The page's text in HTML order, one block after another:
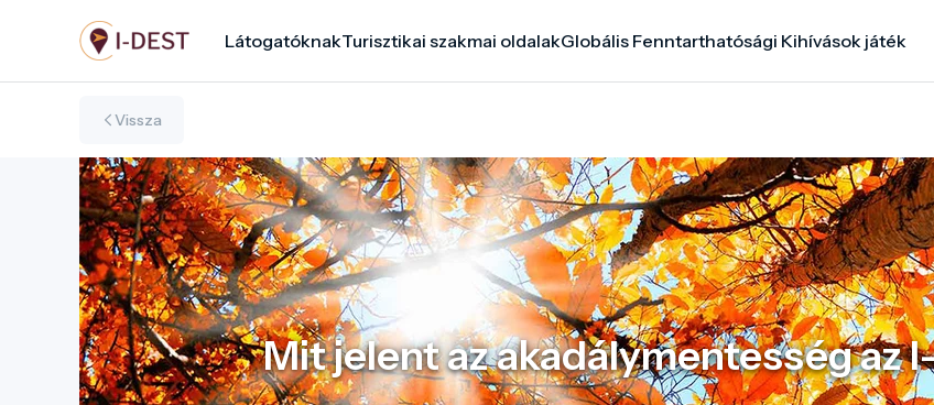
tartalomra
LátogatóknakTurisztikai szakmai oldalakGlobális Fenntarthatósági Kihívások játék
Vissza
Mit jelent az akadálymentesség az